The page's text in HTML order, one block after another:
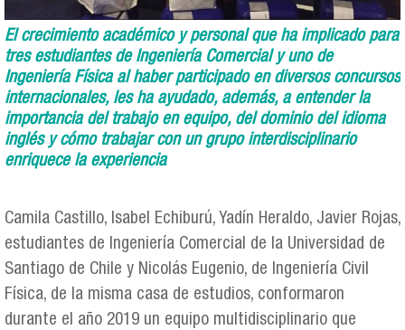
El crecimiento académico y personal que ha implicado para
tres estudiantes de Ingeniería Comercial y uno de
Ingeniería Física al haber participado en diversos concursos
internacionales, les ha ayudado, además, a entender la
importancia del trabajo en equipo, del dominio del idioma
inglés y cómo trabajar con un grupo interdisciplinario
enriquece la experiencia
Camila Castillo, Isabel Echiburú, Yadín Heraldo, Javier Rojas,
estudiantes de Ingeniería Comercial de la Universidad de
Santiago de Chile y Nicolás Eugenio, de Ingeniería Civil
Física, de la misma casa de estudios, conformaron
durante el año 2019 un equipo multidisciplinario que